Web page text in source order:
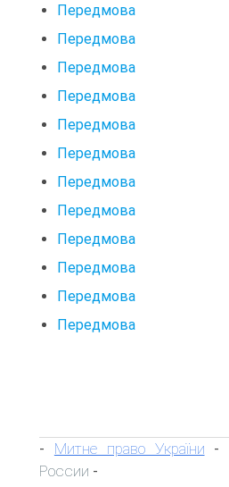
Передмова
Передмова
Передмова
Передмова
Передмова
Передмова
Передмова
Передмова
Передмова
Передмова
Передмова
Передмова
- Митне право України -
России -